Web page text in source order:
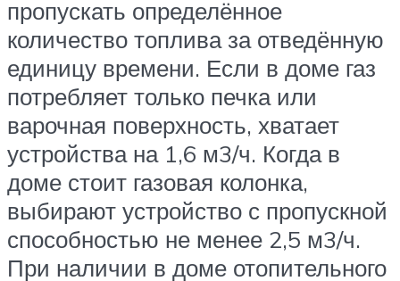
пропускать определённое
количество топлива за отведённую
единицу времени. Если в доме газ
потребляет только печка или
варочная поверхность, хватает
устройства на 1,6 м3/ч. Когда в
доме стоит газовая колонка,
выбирают устройство с пропускной
способностью не менее 2,5 м3/ч.
При наличии в доме отопительного